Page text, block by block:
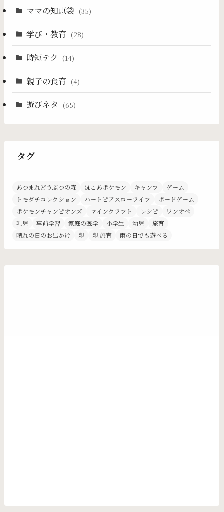
ママの知恵袋 (35)
学び・教育 (28)
時短テク (14)
親子の食育 (4)
遊びネタ (65)
タグ
あつまれどうぶつの森 ぽこあポケモン キャンプ
ゲーム
トモダチコレクション
ハートピアスローライフ
ボードゲーム
ポケモンチャンピオンズ
マインクラフト レシピ
ワンオペ
乳児
事前学習 家庭の医学 小学生 幼児
旅育
晴れの日のお出かけ
親 親.旅育 雨の日でも遊べる